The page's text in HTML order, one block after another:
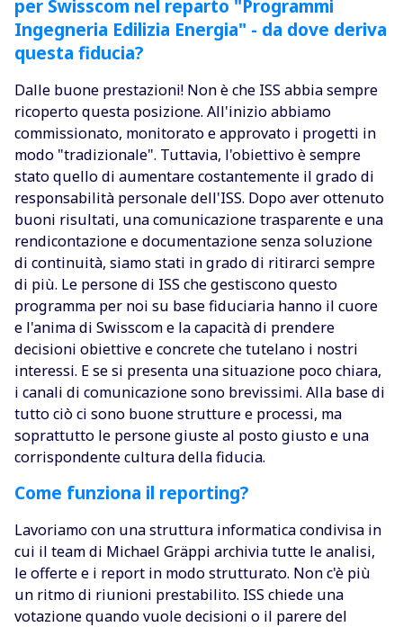
per Swisscom nel reparto "Programmi
Ingegneria Edilizia Energia" - da dove deriva
questa fiducia?
Dalle buone prestazioni! Non è che ISS abbia sempre
ricoperto questa posizione. All'inizio abbiamo
commissionato, monitorato e approvato i progetti in
modo "tradizionale". Tuttavia, l'obiettivo è sempre
stato quello di aumentare costantemente il grado di
responsabilità personale dell'ISS. Dopo aver ottenuto
buoni risultati, una comunicazione trasparente e una
rendicontazione e documentazione senza soluzione
di continuità, siamo stati in grado di ritirarci sempre
di più. Le persone di ISS che gestiscono questo
programma per noi su base fiduciaria hanno il cuore
e l'anima di Swisscom e la capacità di prendere
decisioni obiettive e concrete che tutelano i nostri
interessi. E se si presenta una situazione poco chiara,
i canali di comunicazione sono brevissimi. Alla base di
tutto ciò ci sono buone strutture e processi, ma
soprattutto le persone giuste al posto giusto e una
corrispondente cultura della fiducia.
Come funziona il reporting?
Lavoriamo con una struttura informatica condivisa in
cui il team di Michael Gräppi archivia tutte le analisi,
le offerte e i report in modo strutturato. Non c'è più
un ritmo di riunioni prestabilito. ISS chiede una
votazione quando vuole decisioni o il parere del